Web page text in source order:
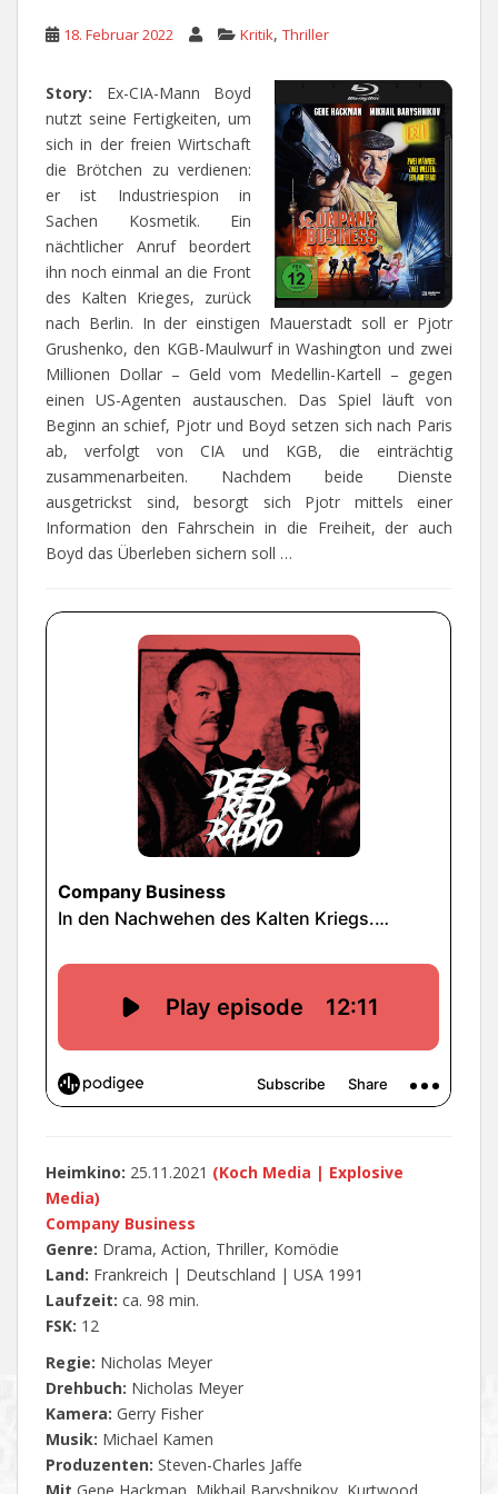
18. Februar 2022 Kritik, Thriller
Story: Ex-CIA-Mann Boyd
nutzt seine Fertigkeiten, um
sich in der freien Wirtschaft
die Brötchen zu verdienen:
er ist Industriespion in
Sachen Kosmetik. Ein
nächtlicher Anruf beordert
ihn noch einmal an die Front
des Kalten Krieges, zurück
nach Berlin. In der einstigen Mauerstadt soll er Pjotr
Grushenko, den KGB-Maulwurf in Washington und zwei
Millionen Dollar – Geld vom Medellin-Kartell – gegen
einen US-Agenten austauschen. Das Spiel läuft von
Beginn an schief, Pjotr und Boyd setzen sich nach Paris
ab, verfolgt von CIA und KGB, die einträchtig
zusammenarbeiten. Nachdem beide Dienste
ausgetrickst sind, besorgt sich Pjotr mittels einer
Information den Fahrschein in die Freiheit, der auch
Boyd das Überleben sichern soll …
Heimkino: 25.11.2021 (Koch Media | Explosive
Media)
Company Business
Genre: Drama, Action, Thriller, Komödie
Land: Frankreich | Deutschland | USA 1991
Laufzeit: ca. 98 min.
FSK: 12
Regie: Nicholas Meyer
Drehbuch: Nicholas Meyer
Kamera: Gerry Fisher
Musik: Michael Kamen
Produzenten: Steven-Charles Jaffe